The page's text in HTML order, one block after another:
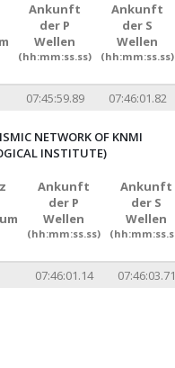
Ankunft
der P
Wellen
(hh:mm:ss.ss)
Ankunft
der S
Wellen
(hh:mm:ss.ss)
07:45:59.89 07:46:01.82
NETWORK OF KNMI
INSTITUTE)
Ankunft
der P
Wellen
(hh:mm:ss.ss)
Ankunft
der S
Wellen
07:46:01.14 07:46:03.71